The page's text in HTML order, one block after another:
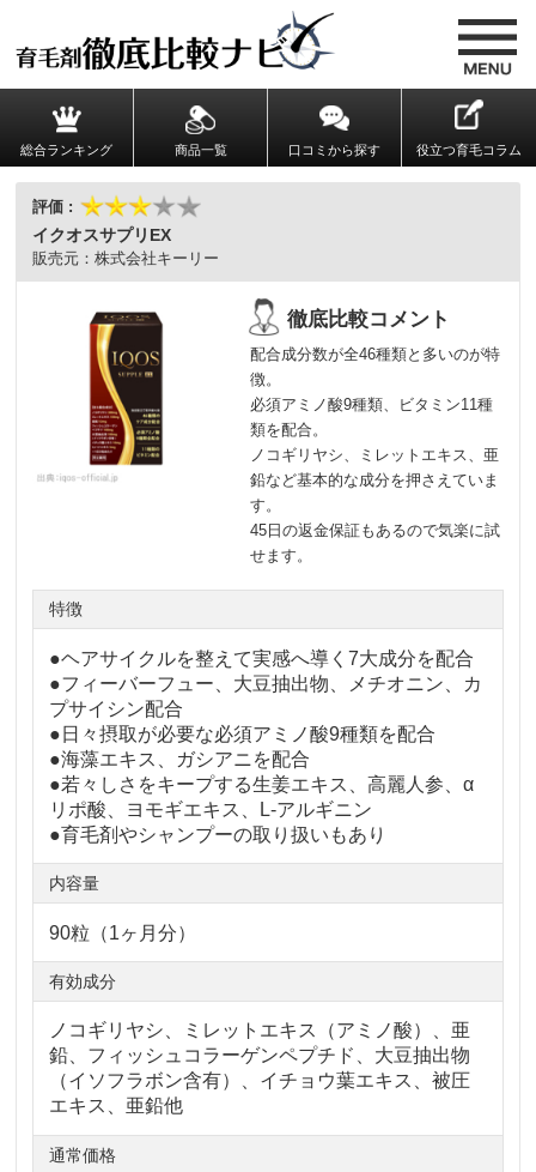
総合ランキング 商品一覧 口コミから探す 役立つ育毛コラム
イクオスサプリEX
株式会社キーリー
配合成分数が全46種類と多いのが特
徴。
必須アミノ酸9種類、ビタミン11種
類を配合。
ノコギリヤシ、ミレットエキス、亜
鉛など基本的な成分を押さえていま
す。
45日の返金保証もあるので気楽に試
せます。
特徴
●ヘアサイクルを整えて実感へ導く7大成分を配合
●フィーバーフュー、大豆抽出物、メチオニン、カ
プサイシン配合
●日々摂取が必要な必須アミノ酸9種類を配合
●海藻エキス、ガシアニを配合
●若々しさをキープする生姜エキス、高麗人参、α
リポ酸、ヨモギエキス、L-アルギニン
●育毛剤やシャンプーの取り扱いもあり
内容量
90粒（1ヶ月分）
有効成分
ノコギリヤシ、ミレットエキス（アミノ酸）、亜
鉛、フィッシュコラーゲンペプチド、大豆抽出物
（イソフラボン含有）、イチョウ葉エキス、被圧
エキス、亜鉛他
通常価格